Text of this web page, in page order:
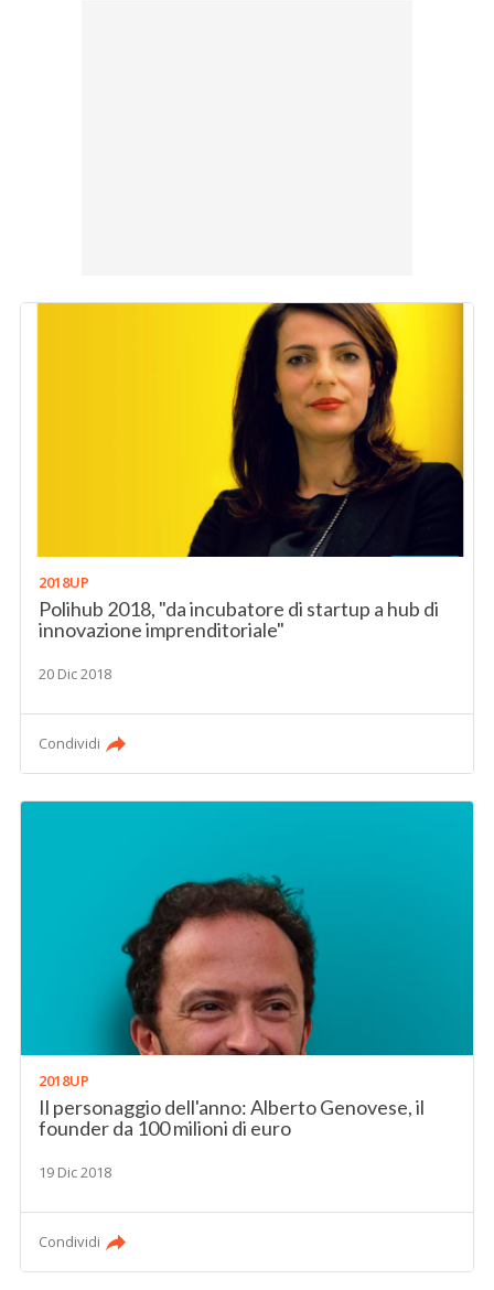
2018UP
Polihub 2018, "da incubatore di startup a hub di
innovazione imprenditoriale"
20 Dic 2018
Condividi
2018UP
Il personaggio dell'anno: Alberto Genovese, il
founder da 100 milioni di euro
19 Dic 2018
Condividi